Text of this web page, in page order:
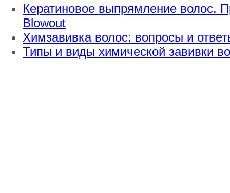
Кератиновое выпрямление волос.
Blowout
Химзавивка волос: вопросы и
Типы и виды химической завивки